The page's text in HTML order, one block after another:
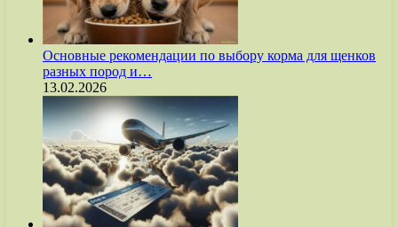
Основные рекомендации по выбору корма для щенков
разных пород и…
13.02.2026